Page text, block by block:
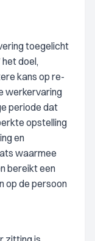
toegelicht
doel,
kans op re-
werkervaring
periode dat
opstelling
en
waarmee
bereikt een
op de persoon